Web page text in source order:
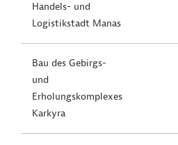
Handels- und
Logistikstadt Manas
Bau des Gebirgs-
und
Erholungskomplexes
Karkyra